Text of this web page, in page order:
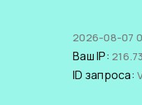
2026-08-07
Ваш IP:
ID запроса: